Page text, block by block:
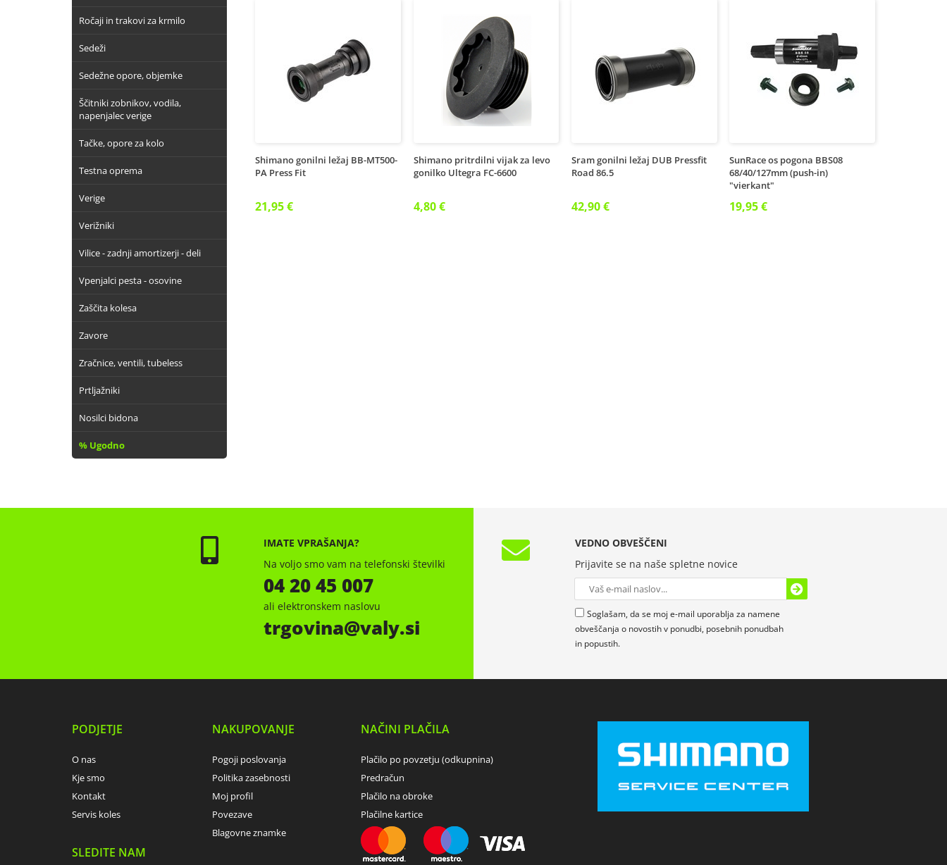
Ročaji in trakovi za krmilo
Sedeži
Sedežne opore, objemke
Ščitniki zobnikov, vodila,
napenjalec verige
Tačke, opore za kolo
Testna oprema
Verige
Verižniki
Vilice - zadnji amortizerji - deli
Vpenjalci pesta - osovine
Zaščita kolesa
Zavore
Zračnice, ventili, tubeless
Prtljažniki
Nosilci bidona
% Ugodno
Shimano gonilni ležaj BB-MT500-
PA Press Fit
21,95 €
Shimano pritrdilni vijak za levo
gonilko Ultegra FC-6600
4,80 €
Sram gonilni ležaj DUB Pressfit
Road 86.5
42,90 €
SunRace os pogona BBS08
68/40/127mm (push-in)
"vierkant"
19,95 €
IMATE VPRAŠANJA?
Na voljo smo vam na telefonski številki
04 20 45 007
ali elektronskem naslovu
trgovina valy.si
VEDNO OBVEŠČENI
Prijavite se na naše spletne novice
Soglašam, da se moj e-mail uporablja za namene
obveščanja o novostih v ponudbi, posebnih ponudbah
in popustih.
PODJETJE
O nas
Kje smo
Kontakt
Servis koles
SLEDITE NAM
NAKUPOVANJE
Pogoji poslovanja
Politika zasebnosti
Moj profil
Povezave
Blagovne znamke
NAČINI PLAČILA
Plačilo po povzetju (odkupnina)
Predračun
Plačilo na obroke
Plačilne kartice